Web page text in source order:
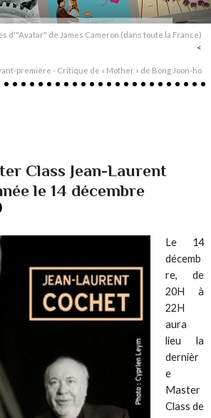
d'"Avatar" de James Cameron (dans toute la France)
première - Critique de « Mother » de Bong Joon-ho
Class Jean-Laurent
le 14 décembre
Le 14
décemb
re, de
20H à
22H
aura
lieu la
dernièr
e
Master
Class de